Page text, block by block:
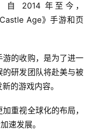
2014 年至今，
Age》手游和页
的收购，是为了进一
研发团队将赴美与被
的游戏内容。
重视全球化的布局，
速发展。